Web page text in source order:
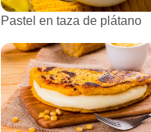
Pastel en taza de plátano